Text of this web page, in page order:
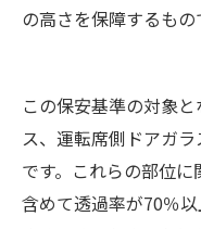
の高さを保障するもの
この保安基準の対象
ス、運転席側ドアガ
です。これらの部位
含めて透過率が70％